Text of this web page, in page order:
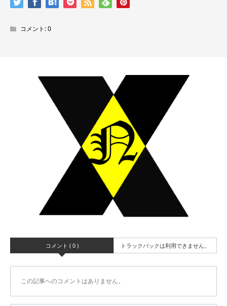
コメント:0
コメント ( 0 ) トラックバックは利用できません。
この記事へのコメントはありません。